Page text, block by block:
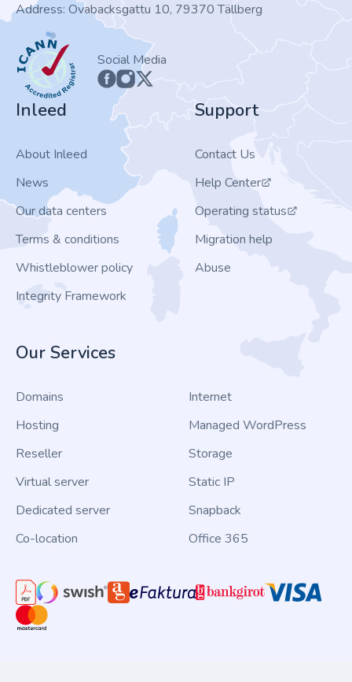
Address: Ovabacksgattu 10, 79370 Tällberg
ICANN
Social Media
Inleed
About Inleed
News
Our data centers
Terms & conditions
Whistleblower policy
Integrity Framework
Support
Contact Us
Help Center
Operating status
Migration help
Abuse
Our Services
Domains
Hosting
Reseller
Virtual server
Dedicated server
Co-location
Internet
Managed WordPress
Storage
Static IP
Snapback
Office 365